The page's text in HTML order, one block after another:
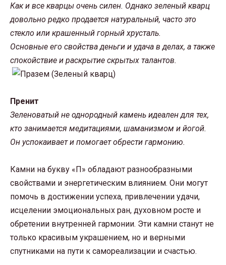
Как и все кварцы очень силен. Однако зеленый кварц
довольно редко продается натуральный, часто это
стекло или крашенный горный хрусталь.
Основные его свойства деньги и удача в делах, а также
спокойствие и раскрытие скрытых талантов.
Пренит
Зеленоватый не однородный камень идеален для тех,
кто занимается медитациями, шаманизмом и йогой.
Он успокаивает и помогает обрести гармонию.
Камни на букву «П» обладают разнообразными
свойствами и энергетическим влиянием. Они могут
помочь в достижении успеха, привлечении удачи,
исцелении эмоциональных ран, духовном росте и
обретении внутренней гармонии. Эти камни станут не
только красивым украшением, но и верными
спутниками на пути к самореализации и счастью.